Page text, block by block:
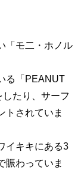
「モ二・ホノル
る「PEANUT
たり、サーフ
トされていま
イキキにある3
賑わっていま